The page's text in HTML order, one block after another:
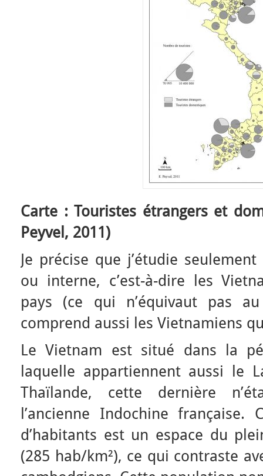
Carte : Touristes étrangers et
Peyvel, 2011)
Je précise que j’étudie
ou interne, c’est-à-dire les
pays (ce qui n’équivaut pas
comprend aussi les Vietnamiens
Le Vietnam est situé dans la
laquelle appartiennent aussi le
Thaïlande, cette dernière
l’ancienne Indochine
d’habitants est un espace du
(285 hab/km²), ce qui contraste